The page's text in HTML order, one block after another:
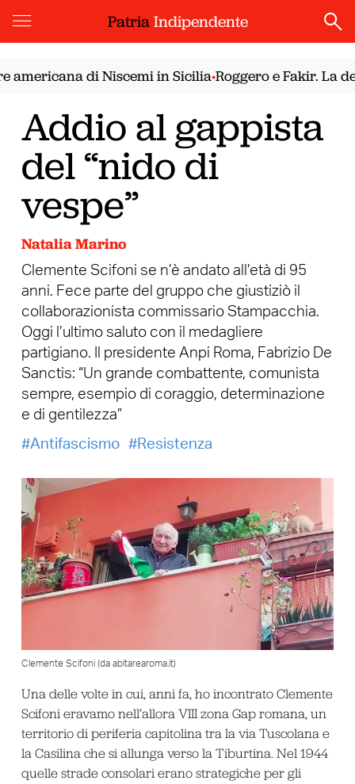
PatriaIndipendente
di Niscemi in Sicilia•Roggero e Fakir. La
Addio al gappista
del “nido di
vespe”
Natalia Marino
Clemente Scifoni se n’è andato all’età di 95
anni. Fece parte del gruppo che giustiziò il
collaborazionista commissario Stampacchia.
Oggi l’ultimo saluto con il medagliere
partigiano. Il presidente Anpi Roma, Fabrizio De
Sanctis: “Un grande combattente, comunista
sempre, esempio di coraggio, determinazione
e di gentilezza”
Antifascismo
Resistenza
Clemente Scifoni (da abitarearoma.it)
Una delle volte in cui, anni fa, ho incontrato Clemente
Scifoni eravamo nell’allora VIII zona Gap romana, un
territorio di periferia capitolina tra la via Tuscolana e
la Casilina che si allunga verso la Tiburtina. Nel 1944
quelle strade consolari erano strategiche per gli